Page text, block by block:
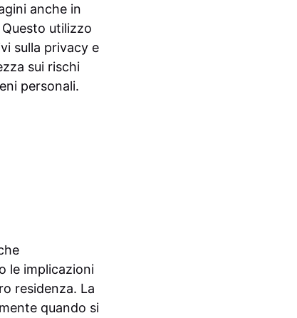
anche in
utilizzo
sulla privacy e
sui rischi
personali.
le implicazioni
residenza. La
quando si